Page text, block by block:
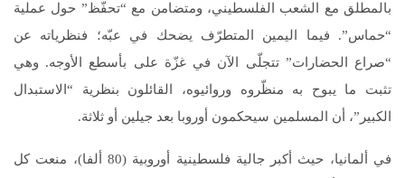
بالمطلق مع الشعب الفلسطيني، ومتضامن مع “تحفّظ” حول عملية
“حماس”. فيما اليمين المتطرّف يضحك في عبّه؛ فنظرياته عن
“صراع الحضارات” تتجلّى الآن في غزّة على بأسطع الأوجه. وهي
تثبت ما يبوح به منظّروه وروائيوه، القائلون بنظرية “الاستبدال
الكبير”، أن المسلمين سيحكمون أوروبا بعد جيلين أو ثلاثة.
في ألمانيا، حيث أكبر جالية فلسطينية أوروبية (80 ألفا)، منعت كل